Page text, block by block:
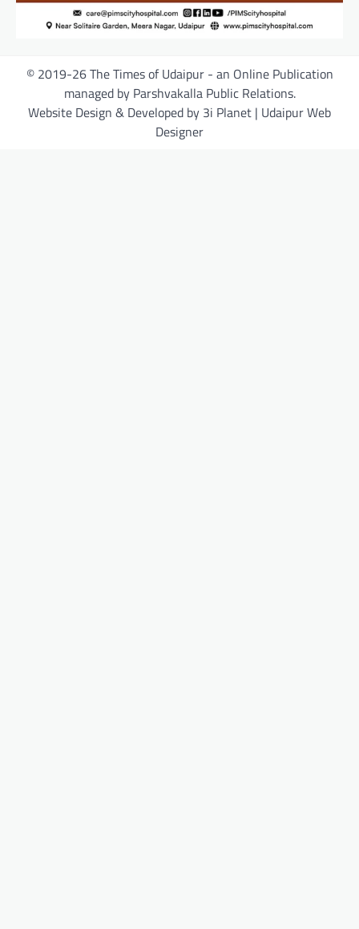
© 2019-26 The Times of Udaipur - an Online Publication
managed by Parshvakalla Public Relations.
Website Design & Developed by 3i Planet | Udaipur Web
Designer